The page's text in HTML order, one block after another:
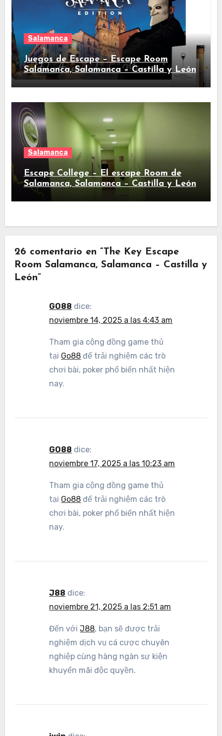
Salamanca
Juegos de Escape – Escape Room
Salamanca, Salamanca – Castilla y León
Salamanca
Escape College – El escape Room de
Salamanca, Salamanca – Castilla y León
26 comentario en “The Key Escape
Room Salamanca, Salamanca – Castilla y
León”
GO88 dice:
noviembre 14, 2025 a las 4:43 am
Tham gia cộng đồng game thủ
tại Go88 để trải nghiệm các trò
chơi bài, poker phổ biến nhất hiện
nay.
GO88 dice:
noviembre 17, 2025 a las 10:23 am
Tham gia cộng đồng game thủ
tại Go88 để trải nghiệm các trò
chơi bài, poker phổ biến nhất hiện
nay.
J88 dice:
noviembre 21, 2025 a las 2:51 am
Đến vớiJ88, bạn sẽ được trải
nghiệm dịch vụ cá cược chuyên
nghiệp cùng hàng ngàn sự kiện
khuyến mãi độc quyền.